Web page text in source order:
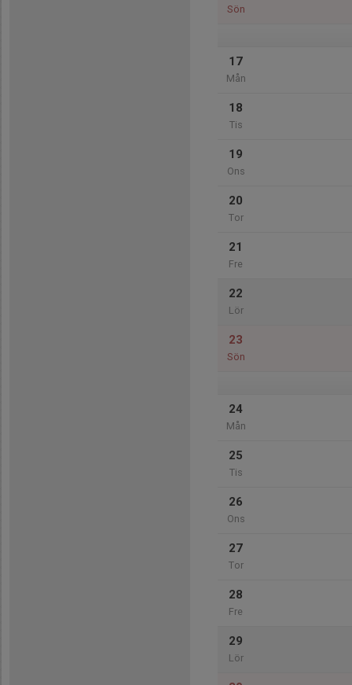
Sön
17
Mån
18
Tis
19
Ons
20
Tor
21
Fre
22
Lör
23
Sön
24
Mån
25
Tis
26
Ons
27
Tor
28
Fre
29
Lör